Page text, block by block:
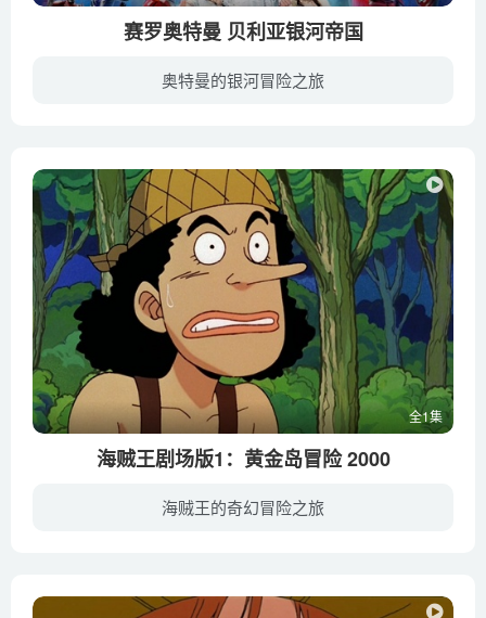
赛罗奥特曼 贝利亚银河帝国
奥特曼的银河冒险之旅
全1集
海贼王剧场版1：黄金岛冒险 2000
海贼王的奇幻冒险之旅